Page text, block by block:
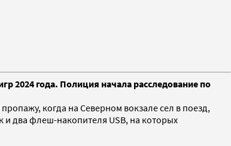
2024 года. Полиция начала расследование по
когда на Северном вокзале сел в поезд,
и два флеш-накопителя USB, на которых